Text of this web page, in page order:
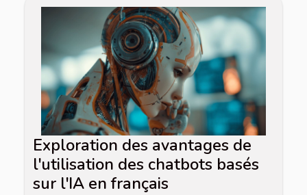
Exploration des avantages de
l'utilisation des chatbots basés
sur l'IA en français